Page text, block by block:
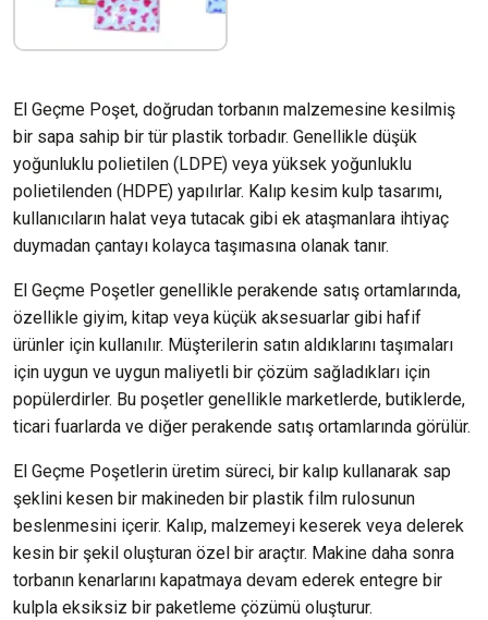
El Geçme Poşet, doğrudan torbanın malzemesine kesilmiş
bir sapa sahip bir tür plastik torbadır. Genellikle düşük
yoğunluklu polietilen (LDPE) veya yüksek yoğunluklu
polietilenden (HDPE) yapılırlar. Kalıp kesim kulp tasarımı,
kullanıcıların halat veya tutacak gibi ek ataşmanlara ihtiyaç
duymadan çantayı kolayca taşımasına olanak tanır.
El Geçme Poşetler genellikle perakende satış ortamlarında,
özellikle giyim, kitap veya küçük aksesuarlar gibi hafif
ürünler için kullanılır. Müşterilerin satın aldıklarını taşımaları
için uygun ve uygun maliyetli bir çözüm sağladıkları için
popülerdirler. Bu poşetler genellikle marketlerde, butiklerde,
ticari fuarlarda ve diğer perakende satış ortamlarında görülür.
El Geçme Poşetlerin üretim süreci, bir kalıp kullanarak sap
şeklini kesen bir makineden bir plastik film rulosunun
beslenmesini içerir. Kalıp, malzemeyi keserek veya delerek
kesin bir şekil oluşturan özel bir araçtır. Makine daha sonra
torbanın kenarlarını kapatmaya devam ederek entegre bir
kulpla eksiksiz bir paketleme çözümü oluşturur.